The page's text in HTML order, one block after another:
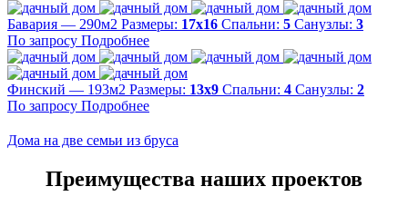
Бавария — 290м2 Размеры: 17х16 Спальни: 5 Санузлы: 3
По запросу Подробнее
Финский — 193м2 Размеры: 13х9 Спальни: 4 Санузлы: 2
По запросу Подробнее
Дома на две семьи из бруса
Преимущества наших проектов